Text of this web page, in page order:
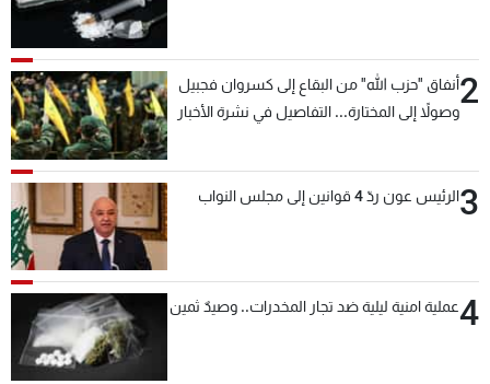
2أنفاق "حزب الله" من البقاع إلى كسروان فجبيل
وصولاً إلى المختارة... التفاصيل في نشرة الأخبار
3الرئيس عون ردّ 4 قوانين إلى مجلس النواب
4عملية امنية ليلية ضد تجار المخدرات.. وصيدٌ ثمين